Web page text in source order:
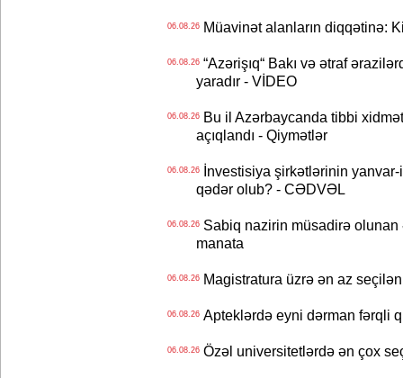
06.08.26Müavinət alanların diqqətinə:
06.08.26“Azərişıq“ Bakı və ətraf
yaradır - VİDEO
06.08.26Bu il Azərbaycanda tibbi
açıqlandı - Qiymətlər
06.08.26İnvestisiya şirkətlərinin yanvar-
qədər olub? - CƏDVƏL
06.08.26Sabiq nazirin müsadirə olunan
manata
06.08.26Magistratura üzrə ən az
06.08.26Apteklərdə eyni dərman fərqli
06.08.26Özəl universitetlərdə ən çox